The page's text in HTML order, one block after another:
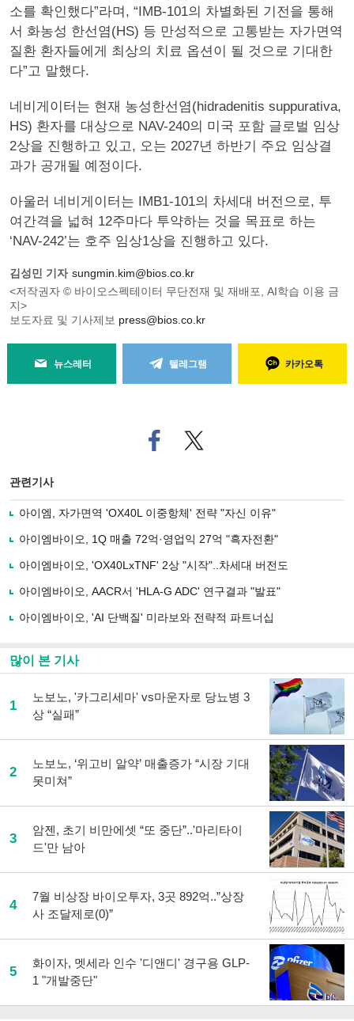
소를 확인했다”라며, “IMB-101의 차별화된 기전을 통해
서 화농성 한선염(HS) 등 만성적으로 고통받는 자가면역
질환 환자들에게 최상의 치료 옵션이 될 것으로 기대한
다”고 말했다.
네비게이터는 현재 농성한선염(hidradenitis suppurativa,
HS) 환자를 대상으로 NAV-240의 미국 포함 글로벌 임상
2상을 진행하고 있고, 오는 2027년 하반기 주요 임상결
과가 공개될 예정이다.
아울러 네비게이터는 IMB1-101의 차세대 버전으로, 투
여간격을 넓혀 12주마다 투약하는 것을 목표로 하는
‘NAV-242’는 호주 임상1상을 진행하고 있다.
김성민 기자 sungmin.kim@bios.co.kr
<저작권자 © 바이오스펙테이터 무단전재 및 재배포, AI학습 이용 금
지>
보도자료 및 기사제보 press@bios.co.kr
뉴스레터 텔레그램 카카오톡
페
이
로
기
사
유
기
트위
터로
관련기사
아이엠, 자가면역 'OX40L 이중항체' 전략 "자신 이유"
아이엠바이오, 1Q 매출 72억·영업익 27억 "흑자전환"
아이엠바이오, 'OX40LxTNF' 2상 "시작"..차세대 버전도
아이엠바이오, AACR서 'HLA-G ADC' 연구결과 "발표"
아이엠바이오, 'AI 단백질' 미라보와 전략적 파트너십
많이 본 기사
1
노보노, '카그리세마' vs마운자로 당뇨병 3
상 “실패”
2
노보노, ‘위고비 알약’ 매출증가 “시장 기대
못미쳐”
3
암젠, 초기 비만에셋 “또 중단”..'마리타이
드'만 남아
4
7월 비상장 바이오투자, 3곳 892억..”상장
사 조달제로(0)”
5
화이자, 멧세라 인수 '디앤디' 경구용 GLP-
1 "개발중단"